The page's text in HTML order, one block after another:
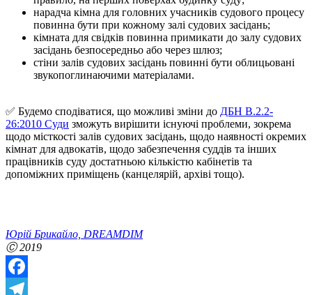
нарадча кімна для головних учасників судового процесу
повинна бути при кожному залі судових засідань;
кімната для свідків повинна примикати до залу судових
засідань безпосередньо або через шлюз;
стіни залів судових засідань повинні бути облицьовані
звукопоглинаючими матеріалами.
✅ Будемо сподіватися, що можливі зміни до ДБН В.2.2-
26:2010 Суди зможуть вирішити існуючі проблеми, зокрема
щодо місткості залів судових засідань, щодо наявності окремих
кімнат для адвокатів, щодо забезпечення суддів та інших
працівників суду достатньою кількістю кабінетів та
допоміжних приміщень (канцелярій, архіві тощо).
Юрій Брикайло, DREAMDIM
Ⓒ 2019
Facebook